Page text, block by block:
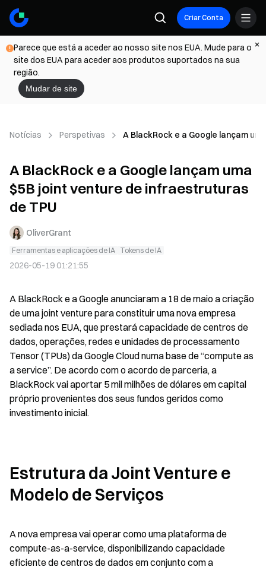
Criar Conta
Parece que está a aceder ao nosso site nos EUA. Mude para o
site dos EUA para aceder aos produtos suportados na sua
região.
Mudar de site
Notícias Perspetivas A BlackRock e a Google lançam
A BlackRock e a Google lançam uma
$5B joint venture de infraestruturas
de TPU
OliverGrant
Ferramentas e aplicações de IA Tokens de IA
2026-05-19 01:21:55
A BlackRock e a Google anunciaram a 18 de maio a criação
de uma joint venture para constituir uma nova empresa
sediada nos EUA, que prestará capacidade de centros de
dados, operações, redes e unidades de processamento
Tensor (TPUs) da Google Cloud numa base de “compute as
a service”. De acordo com o acordo de parceria, a
BlackRock vai aportar 5 mil milhões de dólares em capital
próprio provenientes dos seus fundos geridos como
investimento inicial.
Estrutura da Joint Venture e
Modelo de Serviços
A nova empresa vai operar como uma plataforma de
compute-as-a-service, disponibilizando capacidade
eficiente de centros de dados em conjunto com a